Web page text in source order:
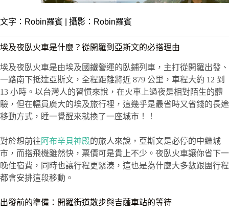
文字： Robin羅賓 | 攝影：Robin羅賓
埃及夜臥火車是什麼？從開羅到亞斯文的必搭理由
埃及夜臥火車是由埃及國鐵營運的臥鋪列車，主打從開羅出發、
一路南下抵達亞斯文，全程距離將近 879 公里，車程大約 12 到
13 小時。以台灣人的習慣來說，在火車上過夜是相對陌生的體
驗，但在幅員廣大的埃及旅行裡，這幾乎是最省時又省錢的長途
移動方式，睡一覺醒來就換了一座城市！！
對於想前往 阿布辛貝神殿的旅人來說，亞斯文是必停的中繼城
市，而搭飛機雖然快，票價可是貴上不少。夜臥火車讓你省下一
晚住宿費，同時也讓行程更緊湊，這也是為什麼大多數跟團行程
都會安排這段移動。
出發前的準備：開羅街道散步與吉薩車站的等待